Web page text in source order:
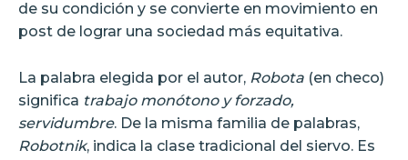
de su condición y se convierte en movimiento en
post de lograr una sociedad más equitativa.
La palabra elegida por el autor, Robota (en checo)
significa trabajo monótono y forzado,
servidumbre. De la misma familia de palabras,
Robotnik, indica la clase tradicional del siervo. Es